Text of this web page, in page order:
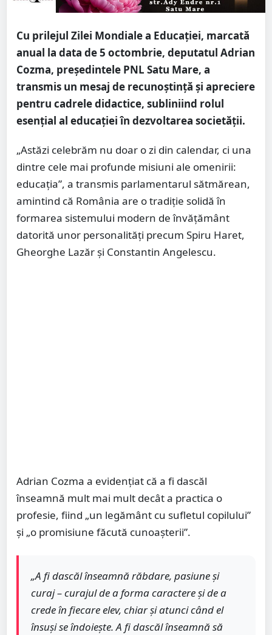
Cu prilejul Zilei Mondiale a Educației, marcată
anual la data de 5 octombrie, deputatul Adrian
Cozma, președintele PNL Satu Mare, a
transmis un mesaj de recunoștință și apreciere
pentru cadrele didactice, subliniind rolul
esențial al educației în dezvoltarea societății.
„Astăzi celebrăm nu doar o zi din calendar, ci una
dintre cele mai profunde misiuni ale omenirii:
educația”, a transmis parlamentarul sătmărean,
amintind că România are o tradiție solidă în
formarea sistemului modern de învățământ
datorită unor personalități precum Spiru Haret,
Gheorghe Lazăr și Constantin Angelescu.
Adrian Cozma a evidențiat că a fi dascăl
înseamnă mult mai mult decât a practica o
profesie, fiind „un legământ cu sufletul copilului”
și „o promisiune făcută cunoașterii”.
„A fi dascăl înseamnă răbdare, pasiune și
curaj – curajul de a forma caractere și de a
crede în fiecare elev, chiar și atunci când el
însuși se îndoiește. A fi dascăl înseamnă să